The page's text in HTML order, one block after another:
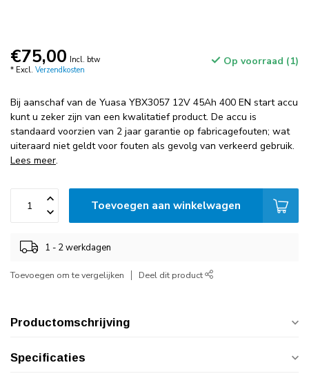
€75,00 Incl. btw
* Excl. Verzendkosten
Op voorraad (1)
Bij aanschaf van de Yuasa YBX3057 12V 45Ah 400 EN start accu
kunt u zeker zijn van een kwalitatief product. De accu is
standaard voorzien van 2 jaar garantie op fabricagefouten; wat
uiteraard niet geldt voor fouten als gevolg van verkeerd gebruik.
Lees meer.
Toevoegen aan winkelwagen
1 - 2 werkdagen
Toevoegen om te vergelijken Deel dit product
Productomschrijving
Specificaties